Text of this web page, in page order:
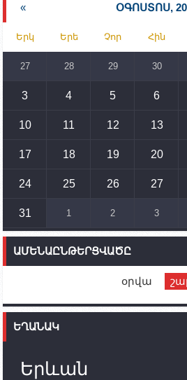
Իրանը կողմ է
տրանսպորտային
զարգացմանը, սակայն ոչ՝
սահմանների
15:10 02.10.2023
սպառնալիքները
պատգամավորը Գորիսում է
14:54 02.10.2023
տեղակայված հայկական
համար սնունդ
ունեն. կիպրոսցի
Ֆրանսիայի ԱԳ
պատասխանատուներ
որոնողափրկարարական
« ՕԳՈՍՏՈՍ,
Երկ Երե Չոր Հին
27 28 29 30
3 4 5 6
10 11 12 13
17 18 19 20
24 25 26 27
31 1 2 3
ԱՄԵՆԱԸՆԹԵՐՑՎԱԾԸ
օրվա
ԵՂԱՆԱԿ
Երևան